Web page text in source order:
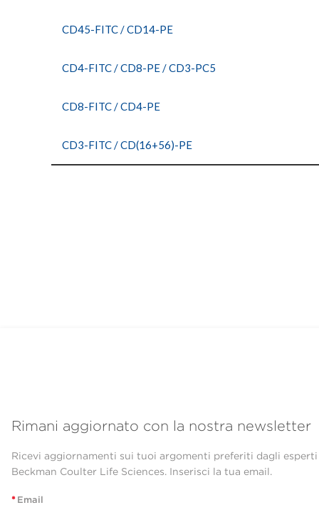
CD45-FITC / CD14-PE
CD4-FITC / CD8-PE / CD3-PC5
CD8-FITC / CD4-PE
CD3-FITC / CD(16+56)-PE
Rimani aggiornato con la nostra newsletter
Ricevi aggiornamenti sui tuoi argomenti preferiti dagli
Beckman Coulter Life Sciences. Inserisci la tua email.
* Email